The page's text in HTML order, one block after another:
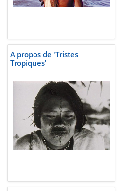
A propos de 'Tristes
Tropiques'